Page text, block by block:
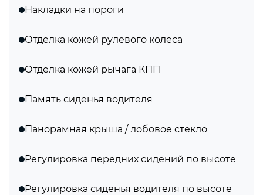
Накладки на пороги
Отделка кожей рулевого колеса
Отделка кожей рычага КПП
Память сиденья водителя
Панорамная крыша / лобовое стекло
Регулировка передних сидений по высоте
Регулировка сиденья водителя по высоте